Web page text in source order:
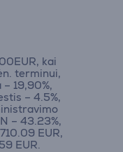
kai
terminui,
19,90%,
– 4.5%,
– 43.23%,
EUR,
EUR.